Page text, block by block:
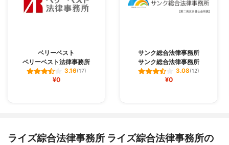
ベリーベスト
ベリーベスト法律事務所
3.16(17)
¥0
サンク総合法律事務所
サンク総合法律事務所
3.08(12)
¥0
ライズ綜合法律事務所 ライズ綜合法律事務所の